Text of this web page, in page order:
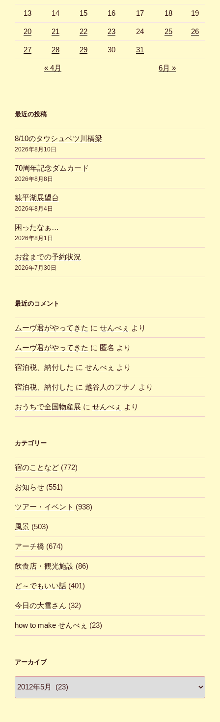
13 14 15 16 17 18 19
20 21 22 23 24 25 26
27 28 29 30 31
« 4月 6月 »
最近の投稿
8/10のタウシュベツ川橋梁
2026年8月10日
70周年記念ダムカード
2026年8月8日
糠平湖展望台
2026年8月4日
困ったなぁ…
2026年8月1日
お盆までの予約状況
2026年7月30日
最近のコメント
ムーヴ君がやってきた に せんべぇ より
ムーヴ君がやってきた に 匿名 より
宿泊税、納付した に せんべぇ より
宿泊税、納付した に 越谷人のフサノ より
おうちで全国物産展 に せんべぇ より
カテゴリー
宿のことなど (772)
お知らせ (551)
ツアー・イベント (938)
風景 (503)
アーチ橋 (674)
飲食店・観光施設 (86)
ど～でもいい話 (401)
今日の大雪さん (32)
how to make せんべぇ (23)
アーカイブ